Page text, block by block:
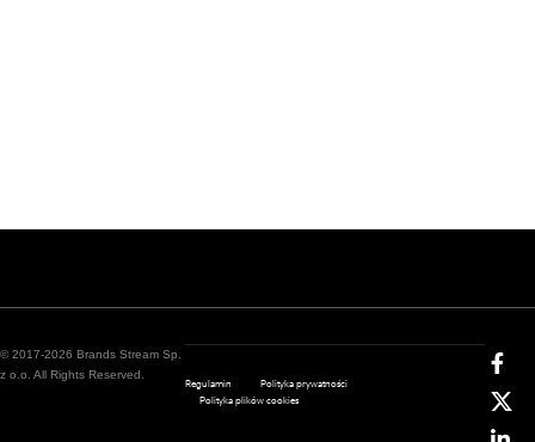
© 2017-2026 Brands Stream Sp.
z o.o. All Rights Reserved.
Regulamin
Polityka prywatności
Polityka plików cookies